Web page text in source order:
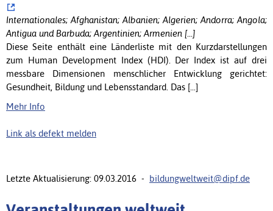
Internationales; Afghanistan; Albanien; Algerien; Andorra; Angola;
Antigua und Barbuda; Argentinien; Armenien [...]
Diese Seite enthält eine Länderliste mit den Kurzdarstellungen
zum Human Development Index (HDI). Der Index ist auf drei
messbare Dimensionen menschlicher Entwicklung gerichtet:
Gesundheit, Bildung und Lebensstandard. Das [...]
Mehr Info
Link als defekt melden
Letzte Aktualisierung: 09.03.2016 - bildungweltweit@dipf.de